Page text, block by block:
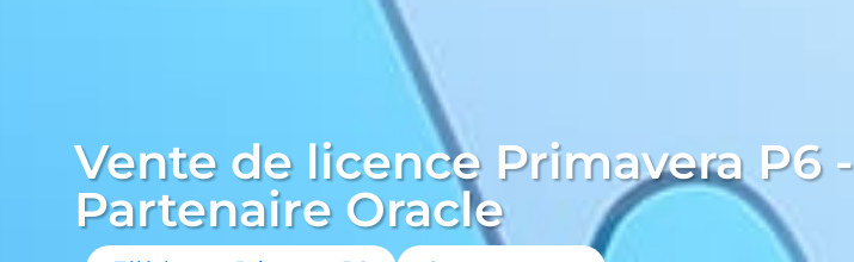
Vente de licence Primavera P6 -
Partenaire Oracle